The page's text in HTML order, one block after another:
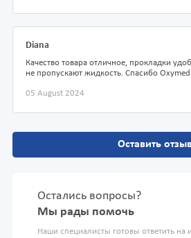
Diana
Качество товара отличное, прокладки
не пропускают жидкость. Спасибо
05 August 2024
Оставить
Остались вопросы?
Мы рады помочь
Наши специалисты готовы ответить на